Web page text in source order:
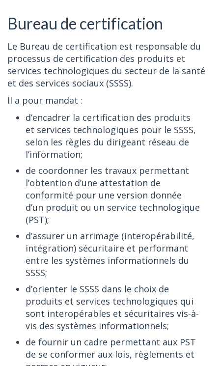
Bureau de certification
Le Bureau de certification est responsable du
processus de certification des produits et
services technologiques du secteur de la santé
et des services sociaux (SSSS).
Il a pour mandat :
d’encadrer la certification des produits
et services technologiques pour le SSSS,
selon les règles du dirigeant réseau de
l’information;
de coordonner les travaux permettant
l’obtention d’une attestation de
conformité pour une version donnée
d’un produit ou un service technologique
(PST);
d’assurer un arrimage (interopérabilité,
intégration) sécuritaire et performant
entre les systèmes informationnels du
SSSS;
d’orienter le SSSS dans le choix de
produits et services technologiques qui
sont interopérables et sécuritaires vis-à-
vis des systèmes informationnels;
de fournir un cadre permettant aux PST
de se conformer aux lois, règlements et